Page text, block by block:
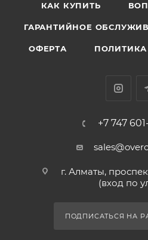
КАК КУПИТЬ
ГАРАНТИЙНОЕ
ОФЕРТА ПОЛИТИКА
+7 747
г. Алматы,
(вход по
ПОДПИСАТЬСЯ НА